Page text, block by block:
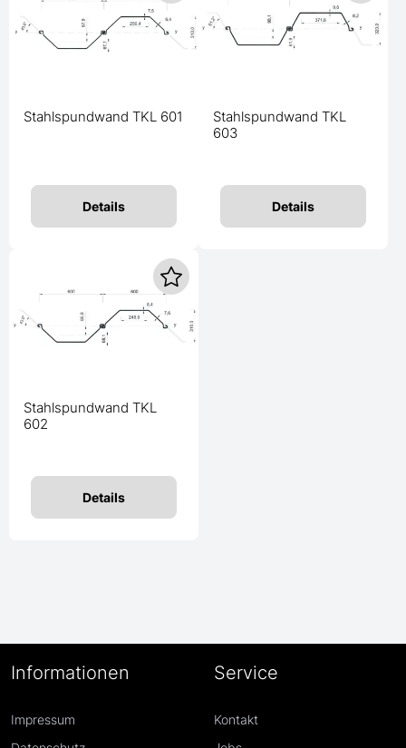
Stahlspundwand TKL 601
Details
Stahlspundwand TKL
603
Details
Stahlspundwand TKL
602
Details
Informationen
Impressum
Service
Kontakt